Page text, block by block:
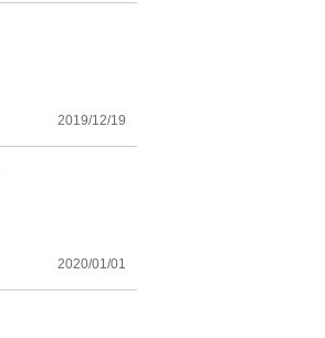
2019/12/19
2020/01/01